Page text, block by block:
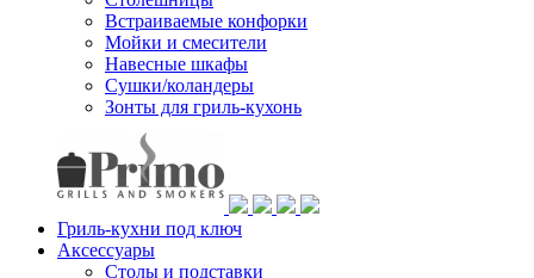
Встраиваемые конфорки
Мойки и смесители
Навесные шкафы
Сушки/коландеры
Зонты для гриль-кухонь
Гриль-кухни под ключ
Аксессуары
Столы и подставки